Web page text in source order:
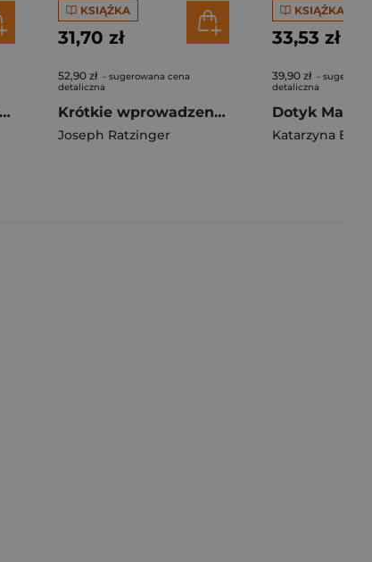
O wierze rozumnej św. Tomasza z Akwinu w 800. rocznicę jego urodzin
KSIĄŻKA
31,70 zł
52,90 zł - sugerowana cena
detaliczna
Krótkie wprowadzenie w chrześcijaństwo dla wszystkich
Joseph Ratzinger
KSIĄŻKA
33,53 zł
39,90 zł -
detaliczna
Dotyk Maryi